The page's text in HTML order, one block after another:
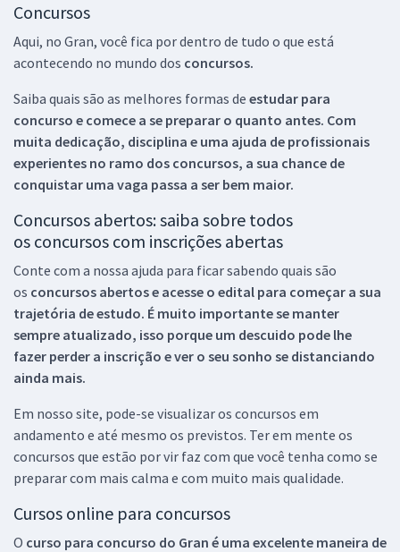
Concursos
Aqui, no Gran, você fica por dentro de tudo o que está
acontecendo no mundo dos concursos.
Saiba quais são as melhores formas de estudar para
concurso e comece a se preparar o quanto antes. Com
muita dedicação, disciplina e uma ajuda de profissionais
experientes no ramo dos concursos, a sua chance de
conquistar uma vaga passa a ser bem maior.
Concursos abertos: saiba sobre todos
os concursos com inscrições abertas
Conte com a nossa ajuda para ficar sabendo quais são
os concursos abertos e acesse o edital para começar a sua
trajetória de estudo. É muito importante se manter
sempre atualizado, isso porque um descuido pode lhe
fazer perder a inscrição e ver o seu sonho se distanciando
ainda mais.
Em nosso site, pode-se visualizar os concursos em
andamento e até mesmo os previstos. Ter em mente os
concursos que estão por vir faz com que você tenha como se
preparar com mais calma e com muito mais qualidade.
Cursos online para concursos
O curso para concurso do Gran é uma excelente maneira de